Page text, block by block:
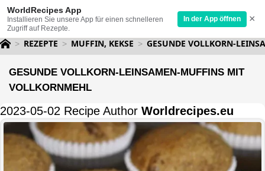
WorldRecipes App
Installieren Sie unsere App für einen schnelleren
Zugriff auf Rezepte.
In der App öffnen ×
REZEPTE MUFFIN, KEKSE GESUNDE VOLLKORN-
GESUNDE VOLLKORN-LEINSAMEN-MUFFINS MIT
VOLLKORNMEHL
2023-05-02 Recipe Author Worldrecipes.eu